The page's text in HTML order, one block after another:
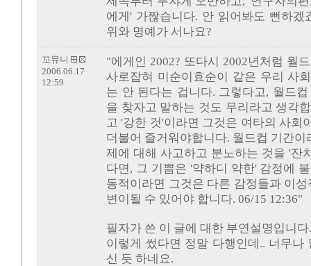
에게' 가짢습니다. 안 읽어봐도 뻔하겠
위와 명예가 서나요?
"에게인 2002? 또다시 2002년처럼 월
사로잡혀 미순이효순이 같은 우리 사
는 안 된다는 겁니다. 그렇다고, 월드
을 찾자고 말하는 것도 무리라고 생각
고 '강한 것'이라면 그것은 여타의 사회
더불어 즐거워야합니다. 월드컵 기간
제에 대해 사고하고 분노하는 것을 '잔
다면, 그 기쁨은 '약하디 약한' 감정에
동적이라면 그것은 다른 감정들과 이
변이될 수 있어야 합니다. 06/15 12:36"
필자가 쓴 이 글에 대한 부연설명입니다.
이렇게 썼다면 정말 다행인데.. 너무
신 듯 하네요.
꼬뮤니
2006.06.17
12:59